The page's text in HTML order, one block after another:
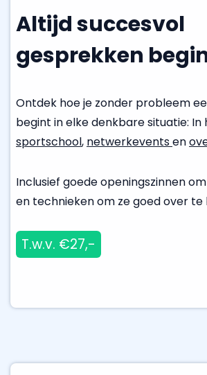
Altijd succesvol
gesprekken
Ontdek hoe je zonder probleem
begint in elke denkbare situatie: In
sportschool, netwerkeventsen
Inclusief goede openingszinnen
en technieken om ze goed over te
T.w.v. €27,-